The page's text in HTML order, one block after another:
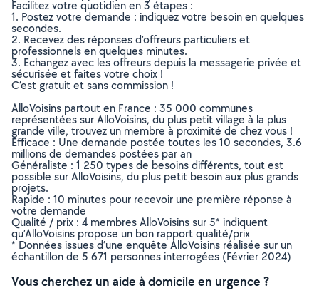
Facilitez votre quotidien en 3 étapes :
1. Postez votre demande : indiquez votre besoin en quelques
secondes.
2. Recevez des réponses d’offreurs particuliers et
professionnels en quelques minutes.
3. Echangez avec les offreurs depuis la messagerie privée et
sécurisée et faites votre choix !
C’est gratuit et sans commission !
AlloVoisins partout en France : 35 000 communes
représentées sur AlloVoisins, du plus petit village à la plus
grande ville, trouvez un membre à proximité de chez vous !
Efficace : Une demande postée toutes les 10 secondes, 3.6
millions de demandes postées par an
Généraliste : 1 250 types de besoins différents, tout est
possible sur AlloVoisins, du plus petit besoin aux plus grands
projets.
Rapide : 10 minutes pour recevoir une première réponse à
votre demande
Qualité / prix : 4 membres AlloVoisins sur 5* indiquent
qu’AlloVoisins propose un bon rapport qualité/prix
* Données issues d’une enquête AlloVoisins réalisée sur un
échantillon de 5 671 personnes interrogées (Février 2024)
Vous cherchez un aide à domicile en urgence ?